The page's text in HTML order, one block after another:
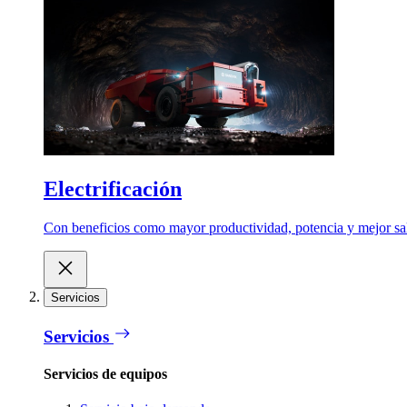
Electrificación
Con beneficios como mayor productividad, potencia y mejor
Servicios
Servicios
Servicios de equipos